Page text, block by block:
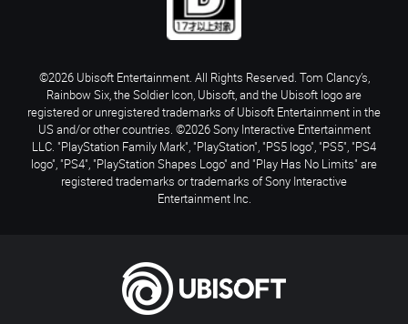
©2026 Ubisoft Entertainment. All Rights Reserved. Tom Clancy’s,
Rainbow Six, the Soldier Icon, Ubisoft, and the Ubisoft logo are
registered or unregistered trademarks of Ubisoft Entertainment in the
US and/or other countries. ©2026 Sony Interactive Entertainment
LLC. "PlayStation Family Mark", "PlayStation", "PS5 logo", "PS5", "PS4
logo", "PS4", "PlayStation Shapes Logo" and "Play Has No Limits" are
registered trademarks or trademarks of Sony Interactive
Entertainment Inc.